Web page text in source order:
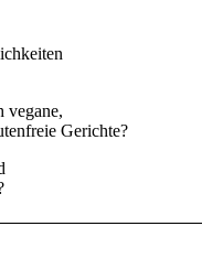
vegane,
Gerichte?